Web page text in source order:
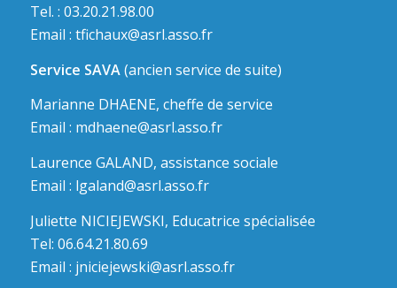
Tel. : 03.20.21.98.00
Email : tfichaux@asrl.asso.fr
Service SAVA(ancien service de suite)
Marianne DHAENE, cheffe de service
Email : mdhaene@asrl.asso.fr
Laurence GALAND, assistance sociale
Email : lgaland@asrl.asso.fr
Juliette NICIEJEWSKI, Educatrice spécialisée
Tel: 06.64.21.80.69
Email : jniciejewski@asrl.asso.fr